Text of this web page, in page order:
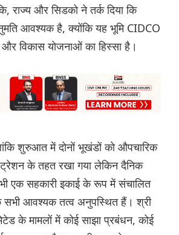
राज्य और सिडको ने तर्क दिया कि
आवश्यक है, क्योंकि यह भूमि CIDCO
विकास योजनाओं का हिस्सा है।
शुरुआत में दोनों भूखंडों को औपचारिक
के तहत रखा गया लेकिन दैनिक
एक सहकारी इकाई के रूप में संचालित
सभी आवश्यक तत्व अनुपस्थित हैं। श्री
के मामलों में कोई साझा प्रबंधन, कोई